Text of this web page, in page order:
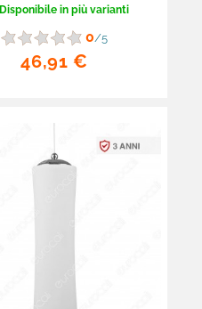
Disponibile in più varianti
0/5
46,91 €